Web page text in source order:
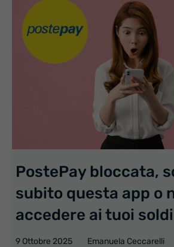
PostePay bloccata,
subito questa app o
accedere ai tuoi soldi
9 Ottobre 2025 Emanuela Ceccarelli